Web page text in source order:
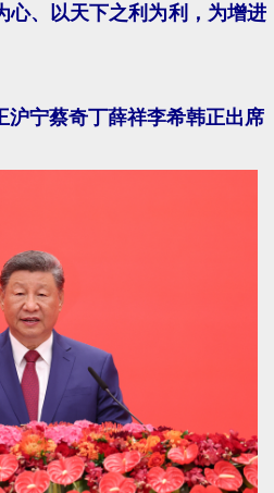
心、以天下之利为利，为增进
宁蔡奇丁薛祥李希韩正出席